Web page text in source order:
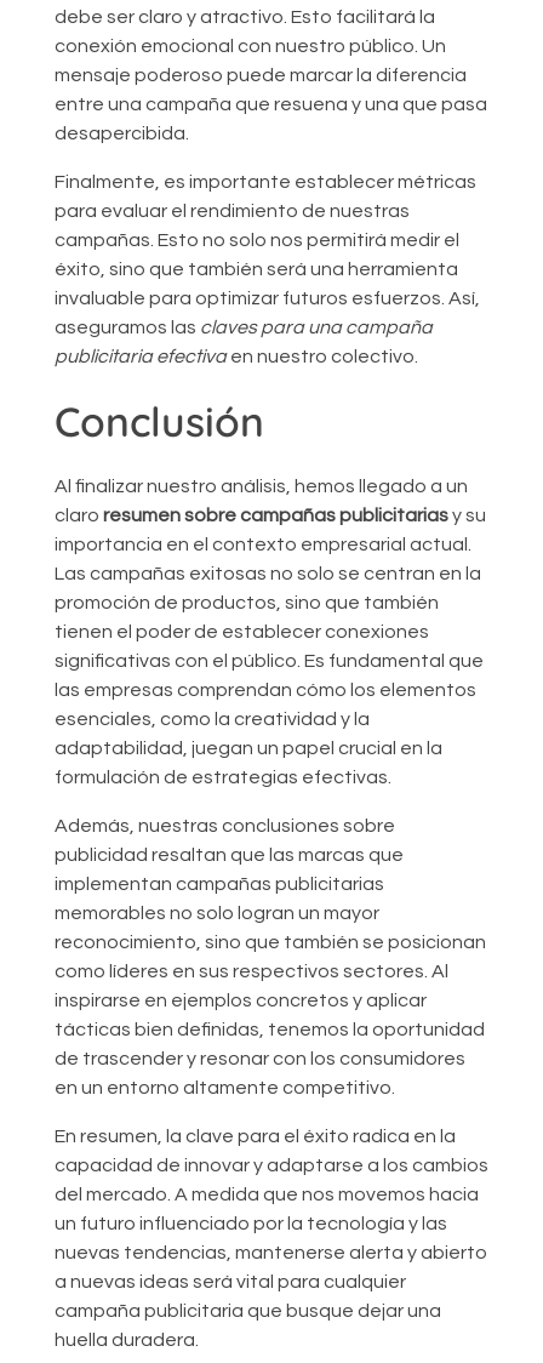
debe ser claro y atractivo. Esto facilitará la
conexión emocional con nuestro público. Un
mensaje poderoso puede marcar la diferencia
entre una campaña que resuena y una que pasa
desapercibida.
Finalmente, es importante establecer métricas
para evaluar el rendimiento de nuestras
campañas. Esto no solo nos permitirá medir el
éxito, sino que también será una herramienta
invaluable para optimizar futuros esfuerzos. Así,
aseguramos las claves para una campaña
publicitaria efectivaen nuestro colectivo.
Conclusión
Al finalizar nuestro análisis, hemos llegado a un
claro resumen sobre campañas publicitariasy su
importancia en el contexto empresarial actual.
Las campañas exitosas no solo se centran en la
promoción de productos, sino que también
tienen el poder de establecer conexiones
significativas con el público. Es fundamental que
las empresas comprendan cómo los elementos
esenciales, como la creatividad y la
adaptabilidad, juegan un papel crucial en la
formulación de estrategias efectivas.
Además, nuestras conclusiones sobre
publicidad resaltan que las marcas que
implementan campañas publicitarias
memorables no solo logran un mayor
reconocimiento, sino que también se posicionan
como líderes en sus respectivos sectores. Al
inspirarse en ejemplos concretos y aplicar
tácticas bien definidas, tenemos la oportunidad
de trascender y resonar con los consumidores
en un entorno altamente competitivo.
En resumen, la clave para el éxito radica en la
capacidad de innovar y adaptarse a los cambios
del mercado. A medida que nos movemos hacia
un futuro influenciado por la tecnología y las
nuevas tendencias, mantenerse alerta y abierto
a nuevas ideas será vital para cualquier
campaña publicitaria que busque dejar una
huella duradera.